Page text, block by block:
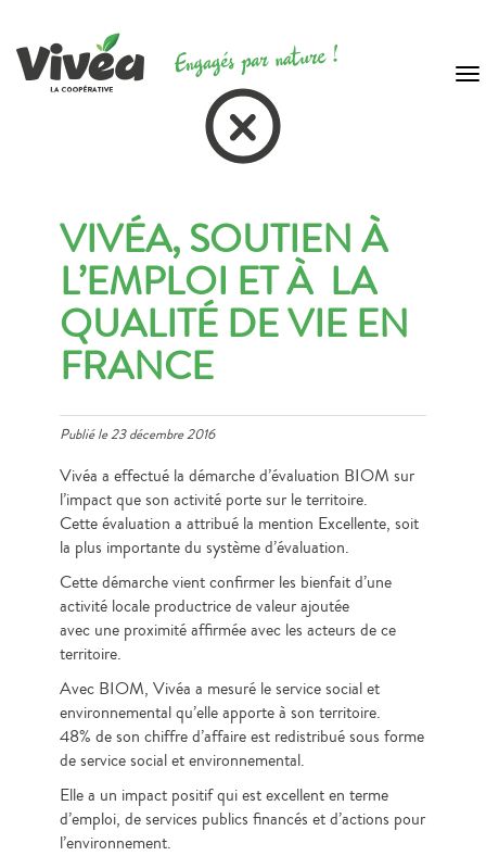
VIVÉA, SOUTIEN À
L’EMPLOI ET À LA
QUALITÉ DE VIE EN
FRANCE
Publié le23 décembre 2016
Vivéa a effectué la démarche d’évaluation BIOM sur
l’impact que son activité porte sur le territoire.
Cette évaluation a attribué la mention Excellente, soit
la plus importante du système d’évaluation.
Cette démarche vient confirmer les bienfait d’une
activité locale productrice de valeur ajoutée
avec une proximité affirmée avec les acteurs de ce
territoire.
Avec BIOM, Vivéa a mesuré le service social et
environnemental qu’elle apporte à son territoire.
48% de son chiffre d’affaire est redistribué sous forme
de service social et environnemental.
Elle a un impact positif qui est excellent en terme
d’emploi, de services publics financés et d’actions pour
l’environnement.